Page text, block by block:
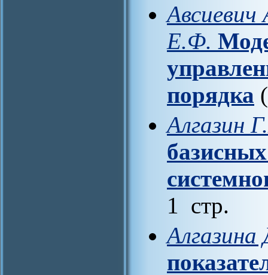
Е.Ф.
порядка
Алгазин
1 стр.
Алгазина